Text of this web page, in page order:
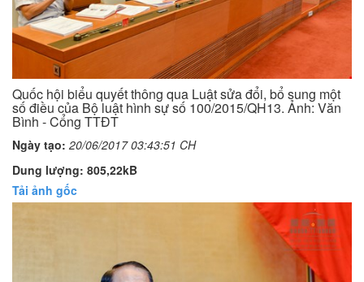
Quốc hội biểu quyết thông qua Luật sửa đổi, bổ sung một
số điều của Bộ luật hình sự số 100/2015/QH13. Ảnh: Văn
Bình - Cổng TTĐT
Ngày tạo: 20/06/2017 03:43:51 CH
Dung lượng: 805,22kB
Tải ảnh gốc